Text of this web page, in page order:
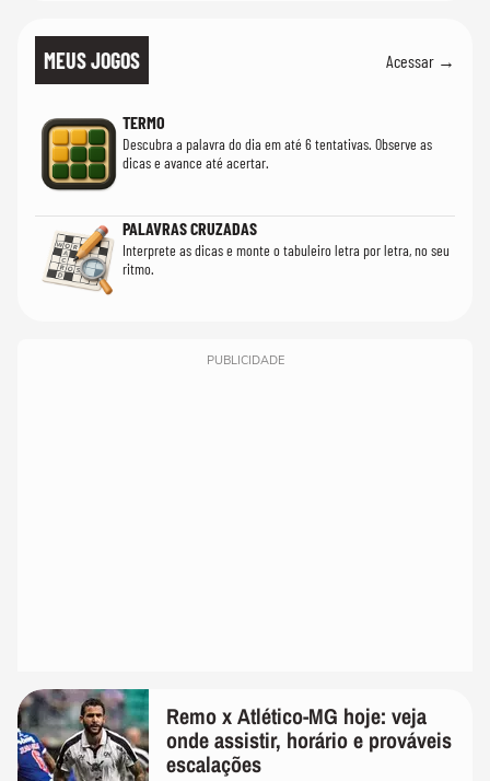
MEUS JOGOS Acessar →
TERMO
Descubra a palavra do dia em até 6 tentativas. Observe as
dicas e avance até acertar.
PALAVRAS CRUZADAS
Interprete as dicas e monte o tabuleiro letra por letra, no seu
ritmo.
PUBLICIDADE
Remo x Atlético-MG hoje: veja
onde assistir, horário e prováveis
escalações